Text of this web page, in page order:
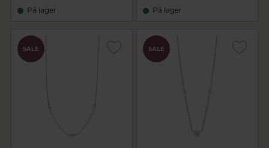
På lager På lager
SALE SALE